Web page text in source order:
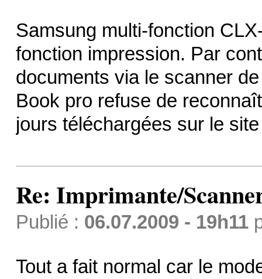
Samsung multi-fonction
fonction impression. Par
documents via le scanner
Book pro refuse de
jours téléchargées sur le
Re: Imprimante/
Publié : 06.07.2009 - 19h11
Tout a fait normal car le